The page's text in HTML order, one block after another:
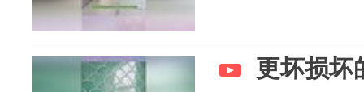
更坏损坏